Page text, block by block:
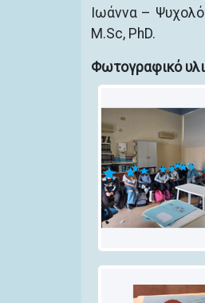
Ιωάννα –
M.Sc, PhD.
Φωτογραφικό